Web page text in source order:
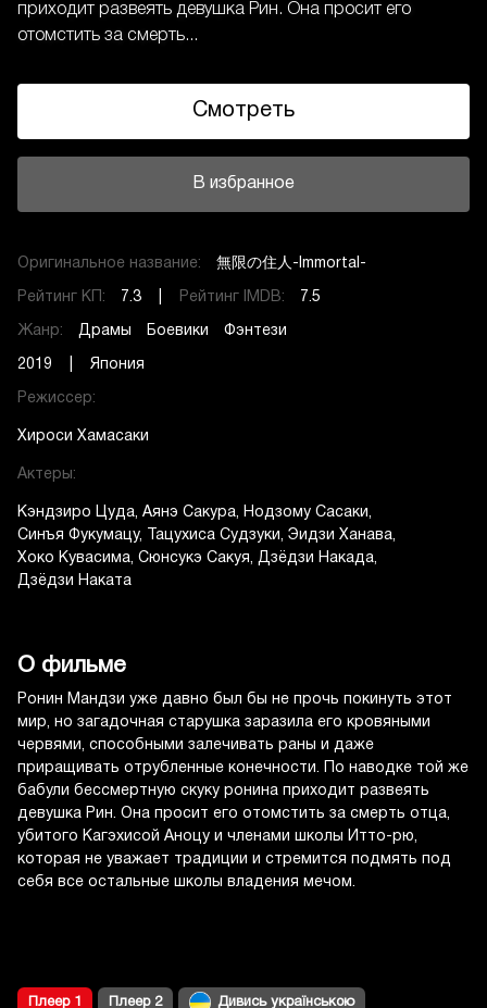
приходит развеять девушка Рин. Она просит его
отомстить за смерть...
Смотреть
В избранное
Оригинальное название: 無限の住人-Immortal-
Рейтинг КП: 7.3 | Рейтинг IMDB: 7.5
Жанр: Драмы Боевики Фэнтези
2019 | Япония
Режиссер:
Хироси Хамасаки
Актеры:
Кэндзиро Цуда Аянэ Сакура
Нодзому Сасаки
Синъя Фукумацу
Тацухиса Судзуки
Эидзи Ханава
Хоко Кувасима Сюнсукэ Сакуя
Дзёдзи Накада
Дзёдзи Наката
О фильме
Ронин Мандзи уже давно был бы не прочь покинуть этот
мир, но загадочная старушка заразила его кровяными
червями, способными залечивать раны и даже
приращивать отрубленные конечности. По наводке той же
бабули бессмертную скуку ронина приходит развеять
девушка Рин. Она просит его отомстить за смерть отца,
убитого Кагэхисой Аноцу и членами школы Итто-рю,
которая не уважает традиции и стремится подмять под
себя все остальные школы владения мечом.
Плеер 1 Плеер 2 Дивись українською